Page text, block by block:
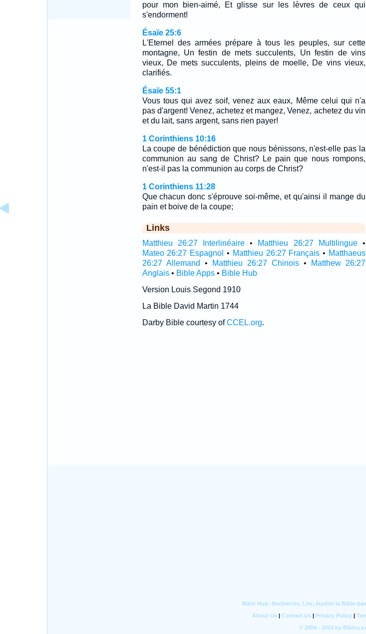
pour mon bien-aimé, Et glisse sur les lèvres de ceux qui
s'endorment!
Ésaïe 25:6
L'Eternel des armées prépare à tous les peuples, sur cette
montagne, Un festin de mets succulents, Un festin de vins
vieux, De mets succulents, pleins de moelle, De vins vieux,
clarifiés.
Ésaïe 55:1
Vous tous qui avez soif, venez aux eaux, Même celui qui n'a
pas d'argent! Venez, achetez et mangez, Venez, achetez du vin
et du lait, sans argent, sans rien payer!
1 Corinthiens 10:16
La coupe de bénédiction que nous bénissons, n'est-elle pas la
communion au sang de Christ? Le pain que nous rompons,
n'est-il pas la communion au corps de Christ?
1 Corinthiens 11:28
Que chacun donc s'éprouve soi-même, et qu'ainsi il mange du
pain et boive de la coupe;
Links
Matthieu 26:27 Interlinéaire• Matthieu 26:27 Multilingue•
Mateo 26:27 Espagnol • Matthieu 26:27 Français • Matthaeus
26:27 Allemand • Matthieu 26:27 Chinois•
Matthew 26:27
Anglais• Bible Apps• Bible Hub
Version Louis Segond 1910
La Bible David Martin 1744
Darby Bible courtesy ofCCEL.org.